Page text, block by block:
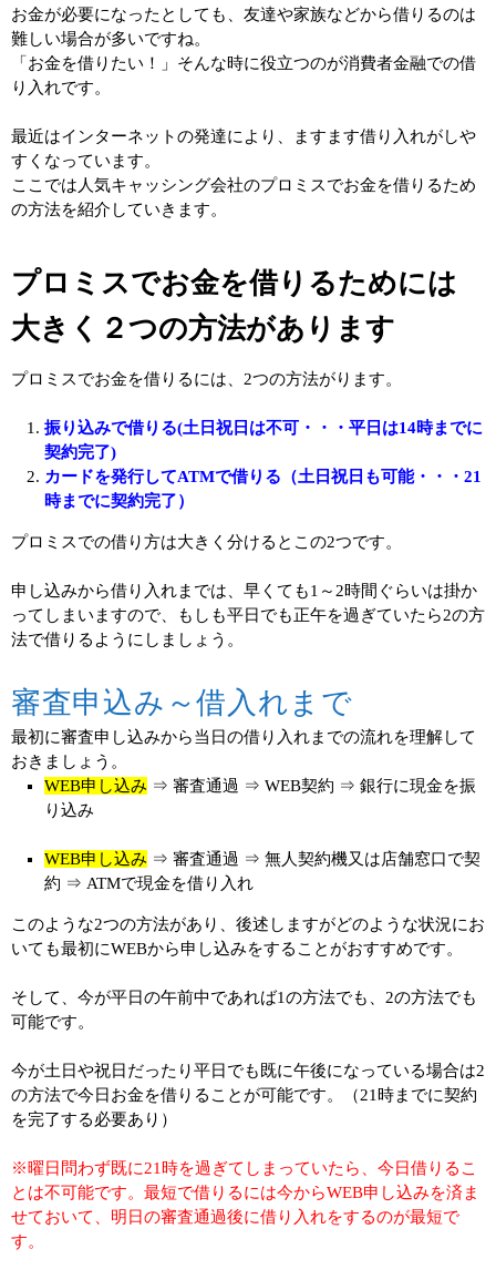
お金が必要になったとしても、友達や家族などから借りるのは
難しい場合が多いですね。
「お金を借りたい！」そんな時に役立つのが消費者金融での借
り入れです。
最近はインターネットの発達により、ますます借り入れがしや
すくなっています。
ここでは人気キャッシング会社のプロミスでお金を借りるため
の方法を紹介していきます。
プロミスでお金を借りるためには
大きく２つの方法があります
プロミスでお金を借りるには、2つの方法がります。
振り込みで借りる(土日祝日は不可・・・平日は14時までに
契約完了)
カードを発行してATMで借りる（土日祝日も可能・・・21
時までに契約完了）
プロミスでの借り方は大きく分けるとこの2つです。
申し込みから借り入れまでは、早くても1～2時間ぐらいは掛か
ってしまいますので、もしも平日でも正午を過ぎていたら2の方
法で借りるようにしましょう。
審査申込み～借入れまで
最初に審査申し込みから当日の借り入れまでの流れを理解して
おきましょう。
WEB申し込み ⇒ 審査通過 ⇒ WEB契約 ⇒ 銀行に現金を振
り込み
WEB申し込み ⇒ 審査通過 ⇒ 無人契約機又は店舗窓口で契
約 ⇒ ATMで現金を借り入れ
このような2つの方法があり、後述しますがどのような状況にお
いても最初にWEBから申し込みをすることがおすすめです。
そして、今が平日の午前中であれば1の方法でも、2の方法でも
可能です。
今が土日や祝日だったり平日でも既に午後になっている場合は2
の方法で今日お金を借りることが可能です。（21時までに契約
を完了する必要あり）
※曜日問わず既に21時を過ぎてしまっていたら、今日借りるこ
とは不可能です。最短で借りるには今からWEB申し込みを済ま
せておいて、明日の審査通過後に借り入れをするのが最短で
す。